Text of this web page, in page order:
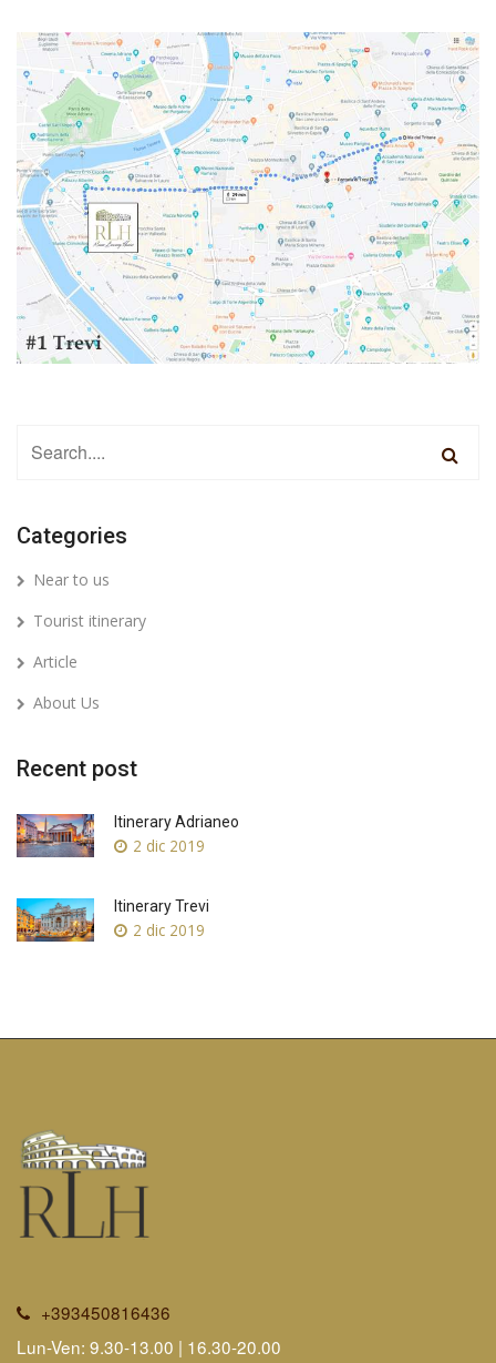
Categories
Near to us
Tourist itinerary
Article
About Us
Recent post
Itinerary Adrianeo
2 dic 2019
Itinerary Trevi
2 dic 2019
+393450816436
Lun-Ven: 9.30-13.00 | 16.30-20.00